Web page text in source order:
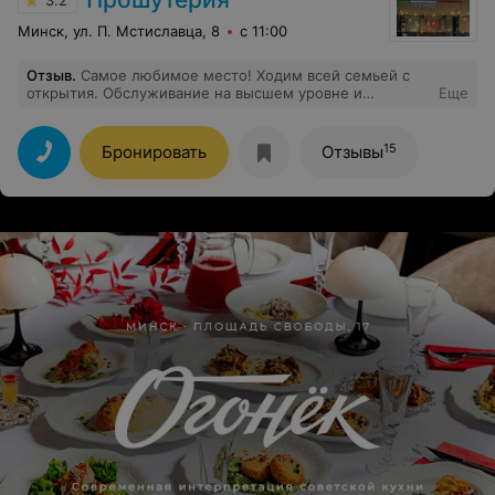
Минск, ул. П. Мстиславца, 8 с 11:00
Отзыв. Самое любимое место! Ходим всей семьей с
открытия. Обслуживание на высшем уровне и
Еще
Бронировать Отзывы15